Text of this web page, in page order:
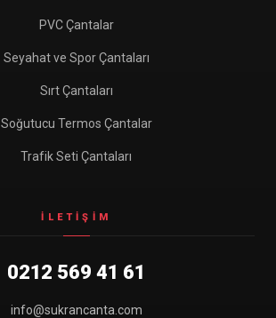
PVC Çantalar
Seyahat ve Spor Çantaları
Sırt Çantaları
Soğutucu Termos Çantalar
Trafik Seti Çantaları
İLETIŞIM
0212 569 41 61
info@sukrancanta.com